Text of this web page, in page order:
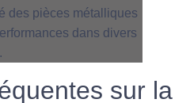
sur la